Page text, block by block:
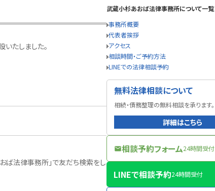
たしました。
ば法律事務所」で友だち検索をし
武蔵小杉あおば法律事務所について一覧
事務所概要
代表者挨拶
アクセス
相談時間・ご予約方法
LINEでの法律相談予約
無料法律相談について
相続・債務整理の無料相談を承ります。
詳細はこちら
mail相談予約フォーム24時間受付
LINEで相談予約24時間受付